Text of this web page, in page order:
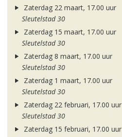
Zaterdag 22 maart, 17.00 uur
Sleutelstad 30
Zaterdag 15 maart, 17.00 uur
Sleutelstad 30
Zaterdag 8 maart, 17.00 uur
Sleutelstad 30
Zaterdag 1 maart, 17.00 uur
Sleutelstad 30
Zaterdag 22 februari, 17.00 uur
Sleutelstad 30
Zaterdag 15 februari, 17.00 uur